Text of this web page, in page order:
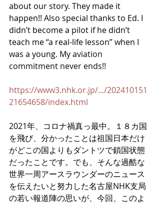
about our story. They made it
happen!! Also special thanks to Ed. I
didn’t become a pilot if he didn’t
teach me “a real-life lesson” when I
was a young. My aviation
commitment never ends!!
https://www3.nhk.or.jp/.../202410151
21654658/index.html
2021年、コロナ禍真っ最中。１８カ国
を飛び、分かったことは祖国日本だけ
がどこの国よりもダントツで鎖国状態
だったことです。でも、そんな過酷な
世界一周アースラウンダーのニュース
を伝えたいと努力した名古屋NHK支局
の若い報道陣の思いが、今回、このよ